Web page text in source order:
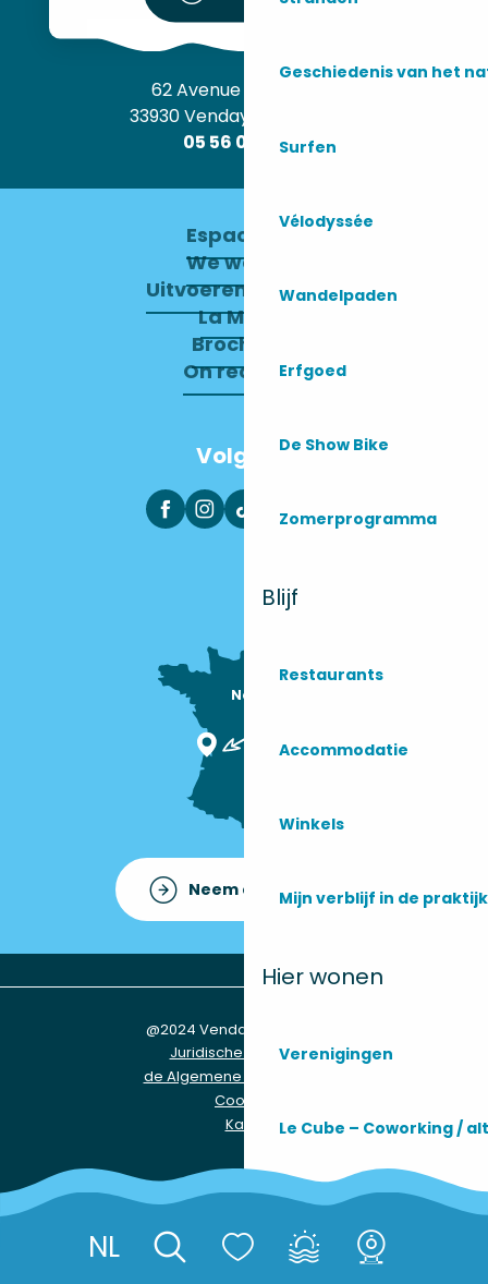
NL
Geschiedenis van het
Surfen
Vélodyssée
Wandelpaden
Erfgoed
De Show Bike
Zomerprogramma
Blijf
Restaurants
Accommodatie
Winkels
Mijn verblijf in de praktijk
Hier wonen
Verenigingen
Le Cube – Coworking /
Praktische informatie
Réserver
62 Avenue de l’Océan
33930 Vendays-Montalivet
05 56 09 30 12
Espace pro
We werven
Uitvoerend Comité
La Mairie
Brochures
On recrute !
Volg ons
Nous sommes
Neem contact op met
@2024 Vendays-Montalivet
Juridische informatie
de Algemene Voorwaarden
Cookies
Kaart